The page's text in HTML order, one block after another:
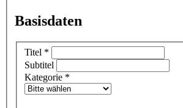
Basisdaten
Titel *
Subtitel
Kategorie *